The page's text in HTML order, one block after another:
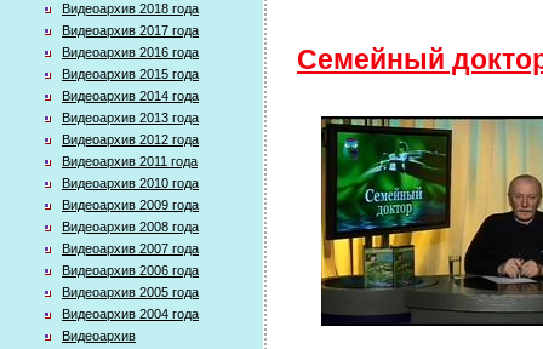
Видеоархив 2018 года
Видеоархив 2017 года
Видеоархив 2016 года
Видеоархив 2015 года
Видеоархив 2014 года
Видеоархив 2013 года
Видеоархив 2012 года
Видеоархив 2011 года
Видеоархив 2010 года
Видеоархив 2009 года
Видеоархив 2008 года
Видеоархив 2007 года
Видеоархив 2006 года
Видеоархив 2005 года
Видеоархив 2004 года
Видеоархив
Семейный